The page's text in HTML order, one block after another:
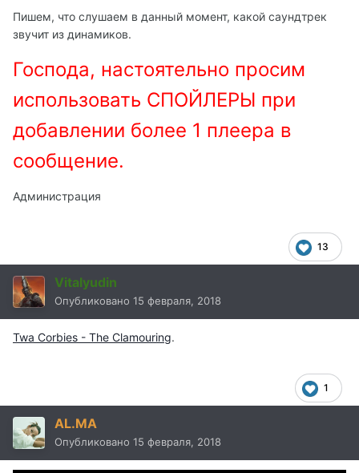
Пишем, что слушаем в данный момент, какой саундтрек
звучит из динамиков.
Господа, настоятельно просим
использовать СПОЙЛЕРЫ при
добавлении более 1 плеера в
сообщение.
Администрация
13
Vitalyudin
Опубликовано 15 февраля, 2018
Twa Corbies - The Clamouring.
1
AL.MA
Опубликовано 15 февраля, 2018